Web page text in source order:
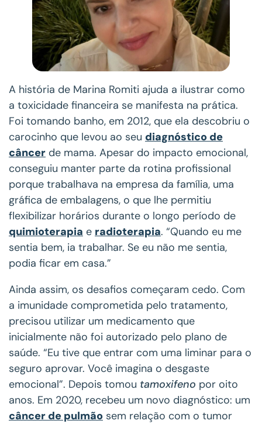
A história de Marina Romiti ajuda a ilustrar como
a toxicidade financeira se manifesta na prática.
Foi tomando banho, em 2012, que ela descobriu o
carocinho que levou ao seu diagnóstico de
câncer de mama. Apesar do impacto emocional,
conseguiu manter parte da rotina profissional
porque trabalhava na empresa da família, uma
gráfica de embalagens, o que lhe permitiu
flexibilizar horários durante o longo período de
quimioterapia e radioterapia. “Quando eu me
sentia bem, ia trabalhar. Se eu não me sentia,
podia ficar em casa.”
Ainda assim, os desafios começaram cedo. Com
a imunidade comprometida pelo tratamento,
precisou utilizar um medicamento que
inicialmente não foi autorizado pelo plano de
saúde. “Eu tive que entrar com uma liminar para o
seguro aprovar. Você imagina o desgaste
emocional”. Depois tomou tamoxifeno por oito
anos. Em 2020, recebeu um novo diagnóstico: um
câncer de pulmão sem relação com o tumor